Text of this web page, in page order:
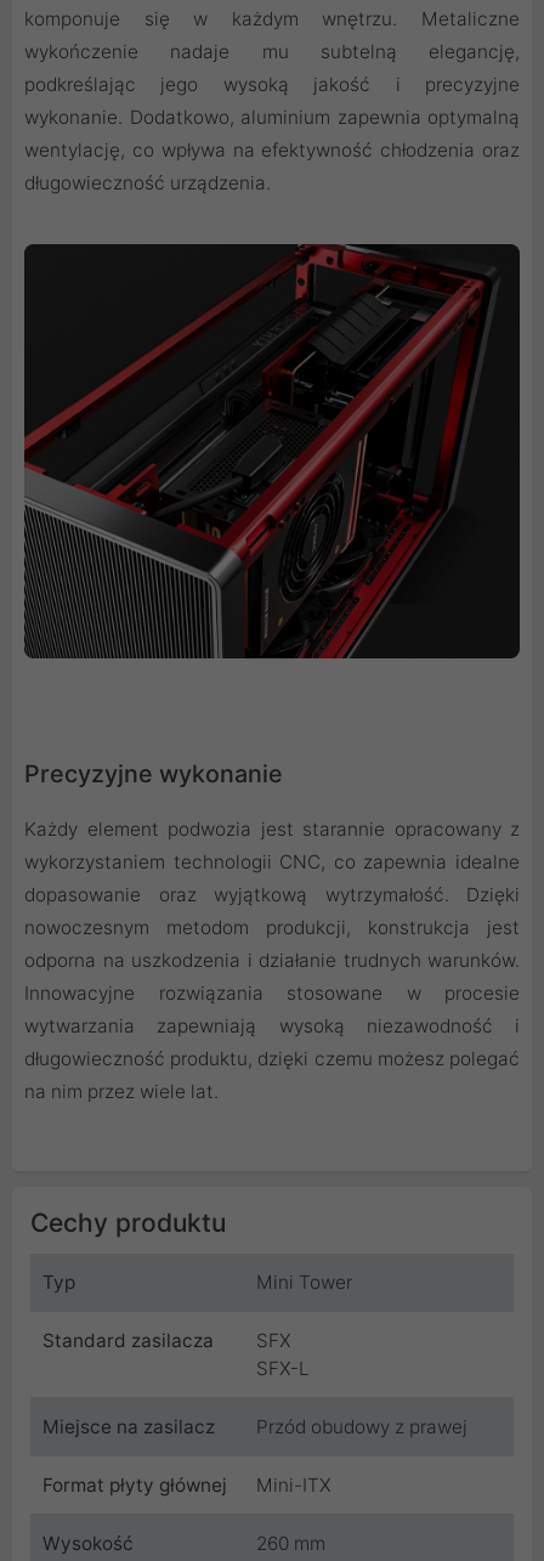
komponuje się w każdym wnętrzu. Metaliczne
wykończenie nadaje mu subtelną elegancję,
podkreślając jego wysoką jakość i precyzyjne
wykonanie. Dodatkowo, aluminium zapewnia optymalną
wentylację, co wpływa na efektywność chłodzenia oraz
długowieczność urządzenia.
Precyzyjne wykonanie
Każdy element podwozia jest starannie opracowany z
wykorzystaniem technologii CNC, co zapewnia idealne
dopasowanie oraz wyjątkową wytrzymałość. Dzięki
nowoczesnym metodom produkcji, konstrukcja jest
odporna na uszkodzenia i działanie trudnych warunków.
Innowacyjne rozwiązania stosowane w procesie
wytwarzania zapewniają wysoką niezawodność i
długowieczność produktu, dzięki czemu możesz polegać
na nim przez wiele lat.
Cechy produktu
Typ Mini Tower
Standard zasilacza
SFX
SFX-L
Miejsce na zasilacz Przód obudowy z prawej
Format płyty głównej Mini-ITX
Wysokość 260 mm